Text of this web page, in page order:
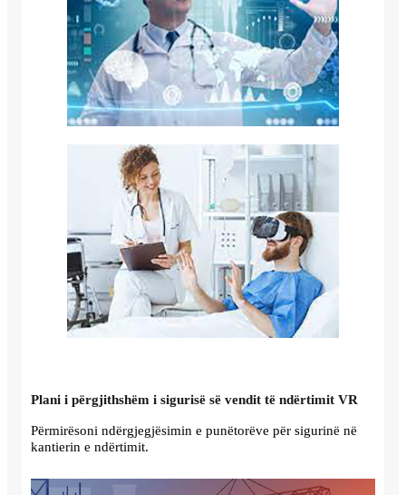
Plani i përgjithshëm i sigurisë së vendit të ndërtimit VR
Përmirësoni ndërgjegjësimin e punëtorëve për sigurinë në
kantierin e ndërtimit.